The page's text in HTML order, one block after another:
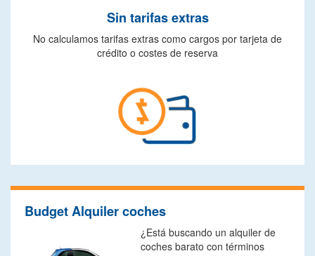
Sin tarifas extras
No calculamos tarifas extras como cargos por tarjeta de
crédito o costes de reserva
Budget Alquiler coches
¿Está buscando un alquiler de
coches barato con términos